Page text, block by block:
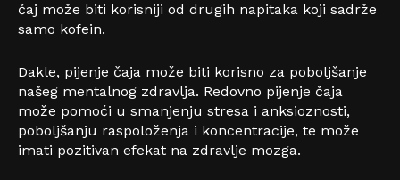
čaj može biti korisniji od drugih napitaka koji sadrže
samo kofein.
Dakle, pijenje čaja može biti korisno za poboljšanje
našeg mentalnog zdravlja. Redovno pijenje čaja
može pomoći u smanjenju stresa i anksioznosti,
poboljšanju raspoloženja i koncentracije, te može
imati pozitivan efekat na zdravlje mozga.